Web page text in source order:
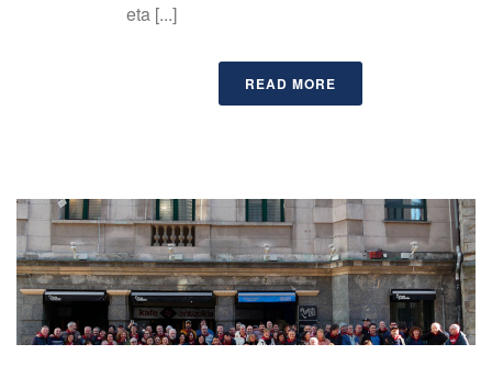
eta [...]
READ MORE